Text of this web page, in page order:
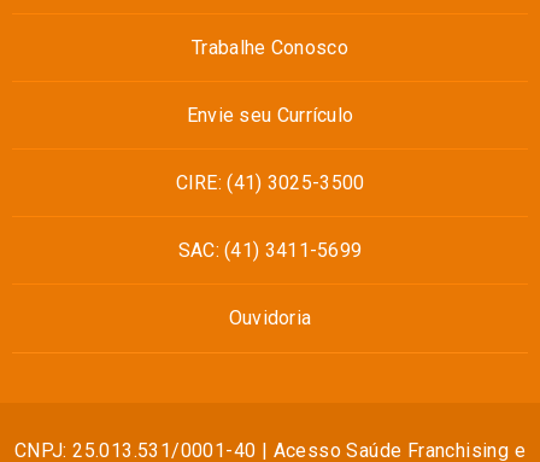
Trabalhe Conosco
Envie seu Currículo
CIRE: (41) 3025-3500
SAC: (41) 3411-5699
Ouvidoria
CNPJ: 25.013.531/0001-40 | Acesso Saúde Franchising e